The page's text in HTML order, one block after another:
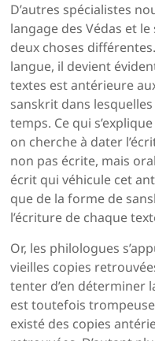
D’autres spécialistes
langage des Védas et
deux choses
langue, il devient
textes est antérieure
sanskrit dans
temps. Ce qui
on cherche à dater
non pas écrite, mais
écrit qui véhicule cet
que de la forme de
l’écriture de chaque
Or, les philologues
vieilles copies
tenter d’en déterminer
est toutefois
existé des copies